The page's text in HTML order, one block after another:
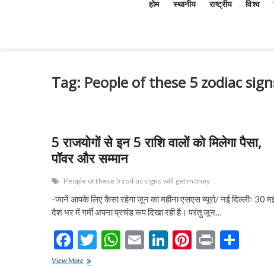
होम स्थानीय राष्ट्रीय विश्व
Tag: People of these 5 zodiac
5 राजयोगों से इन 5 राशि वालों को मिलेगा पैसा,
पॉवर और सम्मान
People of these 5 zodiac signs will get money
-जानें आपके लिए कैसा रहेगा जून का महीना एसएस ब्यूरो/ नई दिल्लीः 30
देश भर में गर्मी अपना प्रचंड रूप दिखा रही है। परंतु जून…
F
ac
T
W E
Li Pi Pr
View More5